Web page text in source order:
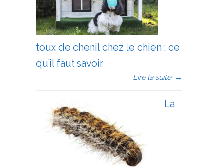
toux de chenil chez le chien : ce
qu’il faut savoir
Lire la suite →
La